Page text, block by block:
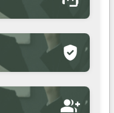
Tilføj
295,00 DKK
1.995,00 DKK
Tilføj
TILVALG